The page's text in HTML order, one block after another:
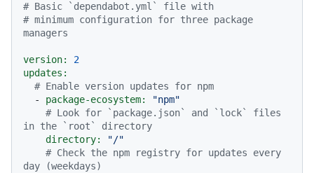
# Basic `dependabot.yml` file with
# minimum configuration for three package
managers
version:
2
updates:
# Enable version updates for npm
-
package-ecosystem:
"npm"
# Look for `package.json` and `lock` files
in the `root` directory
directory:
"/"
# Check the npm registry for updates every
day (weekdays)